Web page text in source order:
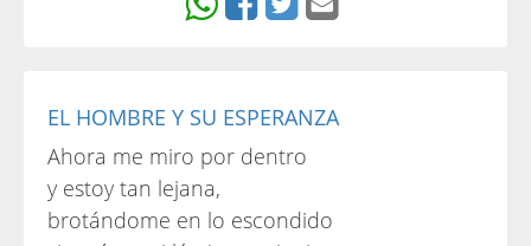
EL HOMBRE Y SU ESPERANZA
Ahora me miro por dentro
y estoy tan lejana,
brotándome en lo escondido